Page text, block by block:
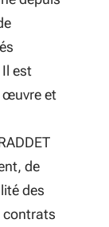
est
œuvre et
de
des
contrats